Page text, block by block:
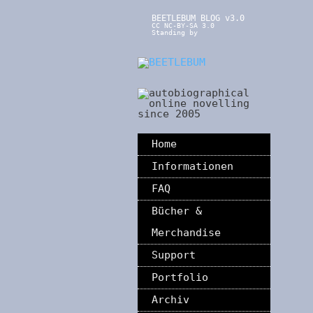
BEETLEBUM BLOG v3.0
CC NC-BY-SA 3.0
Standing by
Home
Informationen
FAQ
Bücher &
Merchandise
Support
Portfolio
Archiv